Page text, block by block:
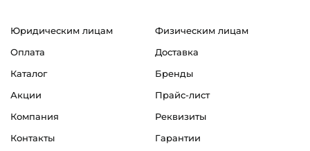
Юридическим лицам
Физическим лицам
Оплата
Доставка
Каталог
Бренды
Акции
Прайс-лист
Компания
Реквизиты
Контакты
Гарантии